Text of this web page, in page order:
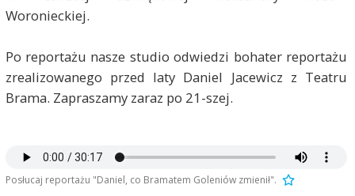
Woronieckiej.
Po reportażu nasze studio odwiedzi bohater reportażu
zrealizowanego przed laty Daniel Jacewicz z Teatru
Brama. Zapraszamy zaraz po 21-szej.
Posłucaj reportażu "Daniel, co Bramatem Goleniów zmienił".